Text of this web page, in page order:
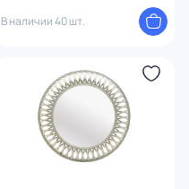
В наличии 40 шт.